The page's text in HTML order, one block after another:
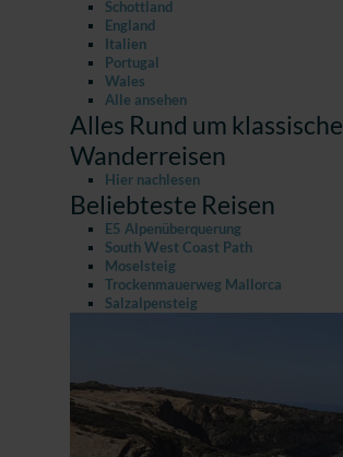
Schottland
England
Italien
Portugal
Wales
Alle ansehen
Alles Rund um klassische
Wanderreisen
Hier nachlesen
Beliebteste Reisen
E5 Alpenüberquerung
South West Coast Path
Moselsteig
Trockenmauerweg Mallorca
Salzalpensteig